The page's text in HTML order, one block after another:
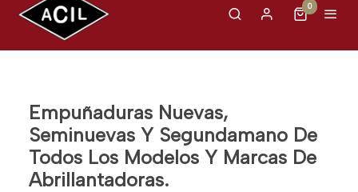
0
Empuñaduras Nuevas,
Seminuevas Y Segundamano De
Todos Los Modelos Y Marcas De
Abrillantadoras.